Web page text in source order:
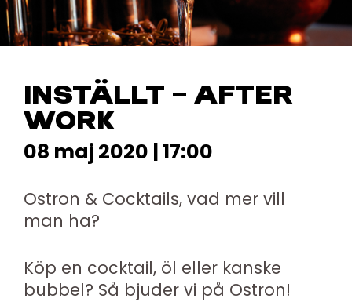
INSTÄLLT – AFTER
WORK
08 maj 2020 | 17:00
Ostron & Cocktails, vad mer vill
man ha?
Köp en cocktail, öl eller kanske
bubbel? Så bjuder vi på Ostron!